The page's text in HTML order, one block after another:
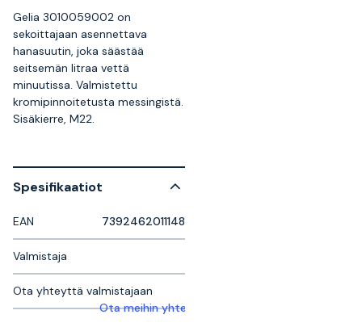
Gelia 3010059002 on
sekoittajaan asennettava
hanasuutin, joka säästää
seitsemän litraa vettä
minuutissa. Valmistettu
kromipinnoitetusta messingistä.
Sisäkierre, M22.
Spesifikaatiot
EAN 7392462011148
Valmistaja
Ota yhteyttä valmistajaan
Ota meihin yhteyttä saadaksesi lisätietoja